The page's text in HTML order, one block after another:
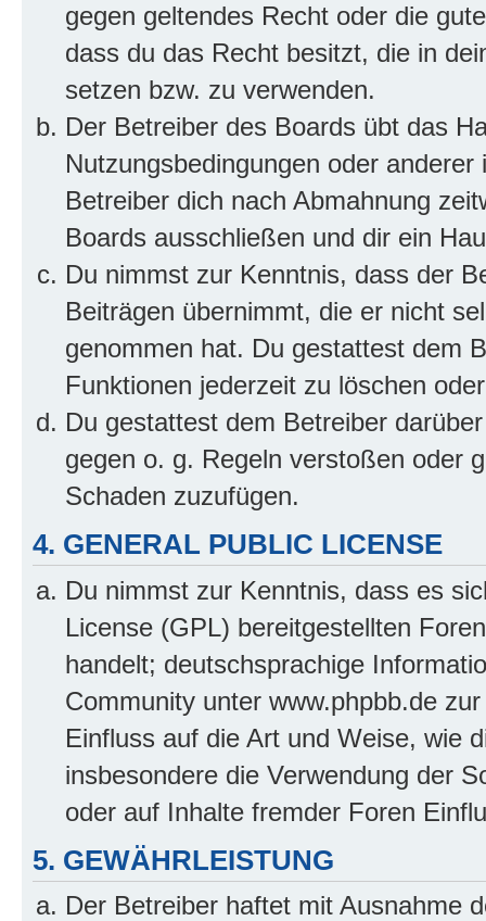
gegen geltendes Recht oder die
dass du das Recht besitzt, die in
setzen bzw. zu verwenden.
Der Betreiber des Boards übt das
Nutzungsbedingungen oder
Betreiber dich nach Abmahnung
Boards ausschließen und dir ein
Du nimmst zur Kenntnis, dass der
Beiträgen übernimmt, die er nicht
genommen hat. Du gestattest dem
Funktionen jederzeit zu löschen
Du gestattest dem Betreiber
gegen o. g. Regeln verstoßen oder
Schaden zuzufügen.
4. GENERAL PUBLIC LICENSE
Du nimmst zur Kenntnis, dass es
License (GPL) bereitgestellten
handelt; deutschsprachige
Community unter www.phpbb.de
Einfluss auf die Art und Weise, wie
insbesondere die Verwendung der
oder auf Inhalte fremder Foren
5. GEWÄHRLEISTUNG
Der Betreiber haftet mit Ausnahme